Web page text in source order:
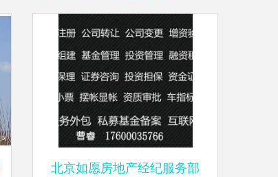
北京如愿房地产经纪服务部